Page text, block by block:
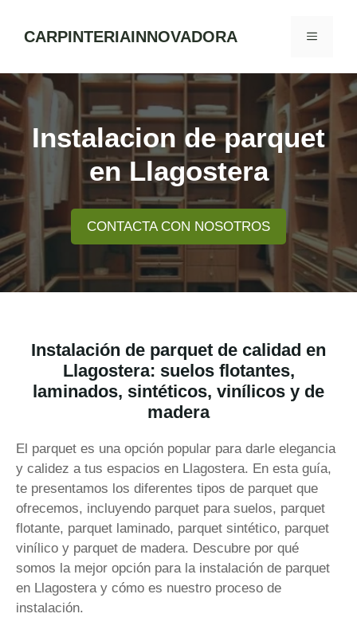
CARPINTERIAINNOVADORA MENU
Instalacion de parquet
en Llagostera
CONTACTA CON NOSOTROS
Instalación de parquet de calidad en
Llagostera: suelos flotantes,
laminados, sintéticos, vinílicos y de
madera
El parquet es una opción popular para darle elegancia
y calidez a tus espacios en Llagostera. En esta guía,
te presentamos los diferentes tipos de parquet que
ofrecemos, incluyendo parquet para suelos, parquet
flotante, parquet laminado, parquet sintético, parquet
vinílico y parquet de madera. Descubre por qué
somos la mejor opción para la instalación de parquet
en Llagostera y cómo es nuestro proceso de
instalación.